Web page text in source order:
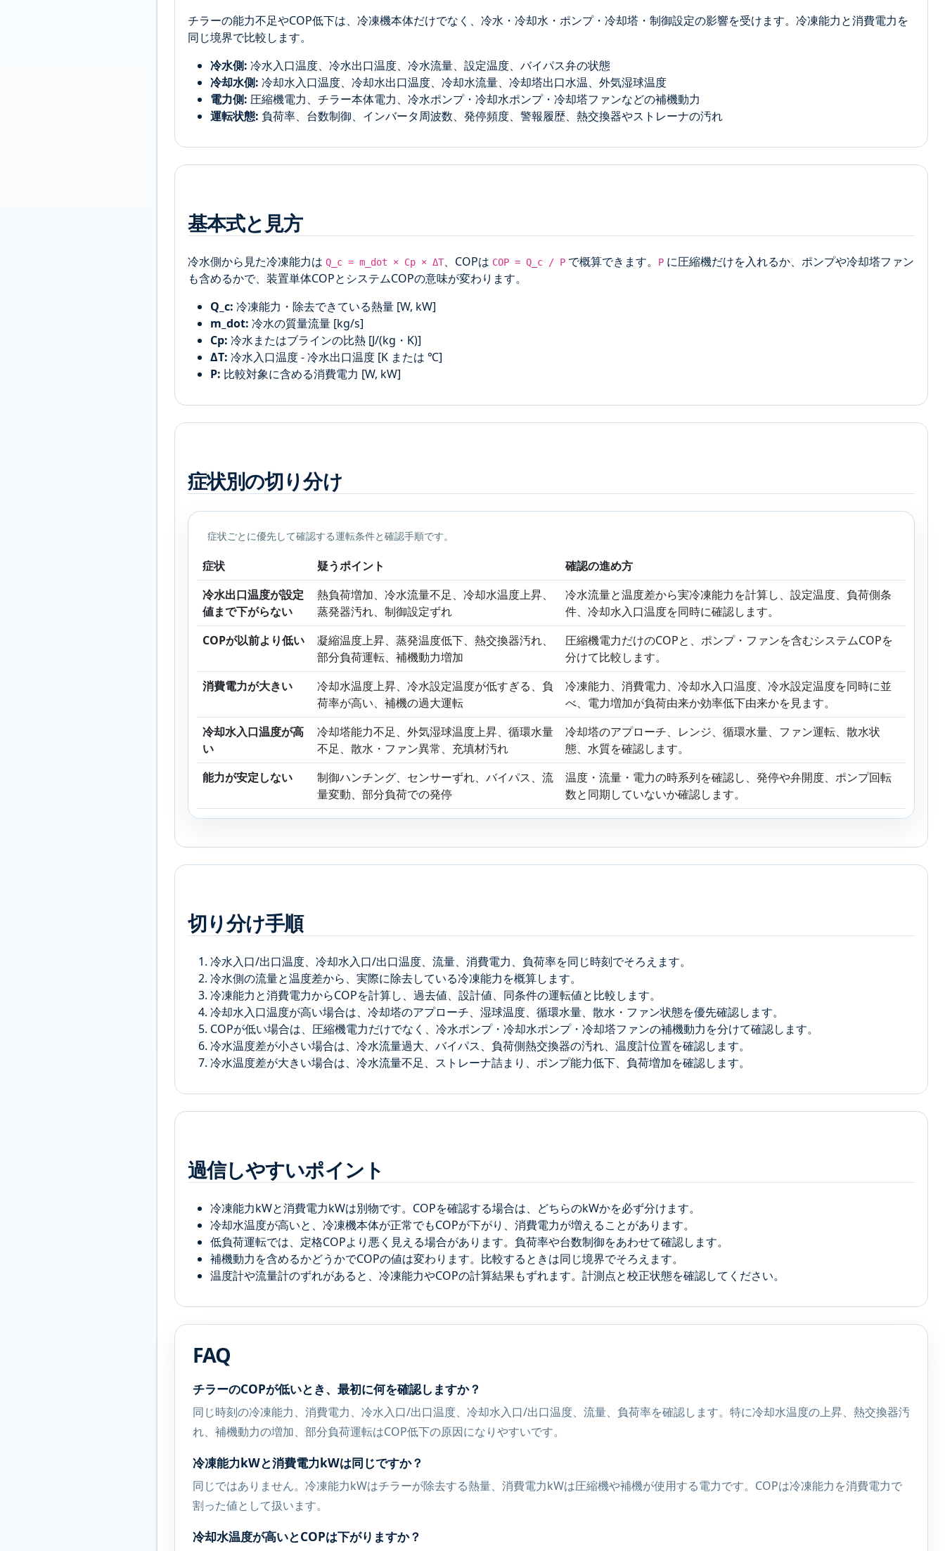
チラーの能力不足やCOP低下は、冷凍機本体だけでなく、冷水・冷却水・ポンプ・冷却塔・制御設定の影響を受けます。冷凍能力と消費電力を
同じ境界で比較します。
冷水側: 冷水入口温度、冷水出口温度、冷水流量、設定温度、バイパス弁の状態
冷却水側: 冷却水入口温度、冷却水出口温度、冷却水流量、冷却塔出口水温、外気湿球温度
電力側: 圧縮機電力、チラー本体電力、冷水ポンプ・冷却水ポンプ・冷却塔ファンなどの補機動力
運転状態: 負荷率、台数制御、インバータ周波数、発停頻度、警報履歴、熱交換器やストレーナの汚れ
基本式と見方
冷水側から見た冷凍能力は Q_c = m_dot × Cp × ΔT、COPは COP = Q_c / Pで概算できます。 Pに圧縮機だけを入れるか、ポンプや冷却塔ファン
も含めるかで、装置単体COPとシステムCOPの意味が変わります。
Q_c: 冷凍能力・除去できている熱量 [W, kW]
m_dot: 冷水の質量流量 [kg/s]
Cp: 冷水またはブラインの比熱 [J/(kg・K)]
ΔT: 冷水入口温度 - 冷水出口温度 [K または ℃]
P: 比較対象に含める消費電力 [W, kW]
症状別の切り分け
症状ごとに優先して確認する運転条件と確認手順です。
症状 疑うポイント
確認の進め方
冷水出口温度が設定
値まで下がらない
熱負荷増加、冷水流量不足、冷却水温度上昇、
蒸発器汚れ、制御設定ずれ
冷水流量と温度差から実冷凍能力を計算し、設定温度、負荷側条
件、冷却水入口温度を同時に確認します。
COPが以前より低い
凝縮温度上昇、蒸発温度低下、熱交換器汚れ、
部分負荷運転、補機動力増加
圧縮機電力だけのCOPと、ポンプ・ファンを含むシステムCOPを
分けて比較します。
消費電力が大きい
冷却水温度上昇、冷水設定温度が低すぎる、負
荷率が高い、補機の過大運転
冷凍能力、消費電力、冷却水入口温度、冷水設定温度を同時に並
べ、電力増加が負荷由来か効率低下由来かを見ます。
冷却水入口温度が高
い
冷却塔能力不足、外気湿球温度上昇、循環水量
不足、散水・ファン異常、充填材汚れ
冷却塔のアプローチ、レンジ、循環水量、ファン運転、散水状
態、水質を確認します。
能力が安定しない
制御ハンチング、センサーずれ、バイパス、流
量変動、部分負荷での発停
温度・流量・電力の時系列を確認し、発停や弁開度、ポンプ回転
数と同期していないか確認します。
切り分け手順
冷水入口/出口温度、冷却水入口/出口温度、流量、消費電力、負荷率を同じ時刻でそろえます。
冷水側の流量と温度差から、実際に除去している冷凍能力を概算します。
冷凍能力と消費電力からCOPを計算し、過去値、設計値、同条件の運転値と比較します。
冷却水入口温度が高い場合は、冷却塔のアプローチ、湿球温度、循環水量、散水・ファン状態を優先確認します。
COPが低い場合は、圧縮機電力だけでなく、冷水ポンプ・冷却水ポンプ・冷却塔ファンの補機動力を分けて確認します。
冷水温度差が小さい場合は、冷水流量過大、バイパス、負荷側熱交換器の汚れ、温度計位置を確認します。
冷水温度差が大きい場合は、冷水流量不足、ストレーナ詰まり、ポンプ能力低下、負荷増加を確認します。
過信しやすいポイント
冷凍能力kWと消費電力kWは別物です。COPを確認する場合は、どちらのkWかを必ず分けます。
冷却水温度が高いと、冷凍機本体が正常でもCOPが下がり、消費電力が増えることがあります。
低負荷運転では、定格COPより悪く見える場合があります。負荷率や台数制御をあわせて確認します。
補機動力を含めるかどうかでCOPの値は変わります。比較するときは同じ境界でそろえます。
温度計や流量計のずれがあると、冷凍能力やCOPの計算結果もずれます。計測点と校正状態を確認してください。
FAQ
チラーのCOPが低いとき、最初に何を確認しますか？
同じ時刻の冷凍能力、消費電力、冷水入口/出口温度、冷却水入口/出口温度、流量、負荷率を確認します。特に冷却水温度の上昇、熱交換器汚
れ、補機動力の増加、部分負荷運転はCOP低下の原因になりやすいです。
冷凍能力kWと消費電力kWは同じですか？
同じではありません。冷凍能力kWはチラーが除去する熱量、消費電力kWは圧縮機や補機が使用する電力です。COPは冷凍能力を消費電力で
割った値として扱います。
冷却水温度が高いとCOPは下がりますか？